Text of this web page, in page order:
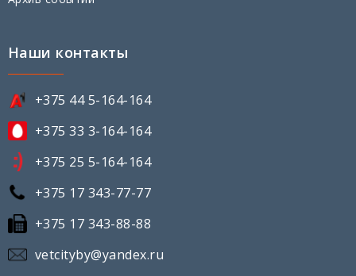
Наши контакты
+375 44 5-164-164
+375 33 3-164-164
+375 25 5-164-164
+375 17 343-77-77
+375 17 343-88-88
vetcityby@yandex.ru